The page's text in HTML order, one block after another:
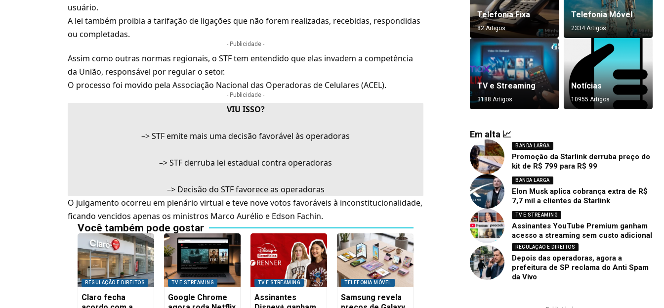
usuário.
A lei também proibia a tarifação de ligações que não forem realizadas, recebidas, respondidas
ou completadas.
- Publicidade -
Assim como outras normas regionais, o STF tem entendido que elas invadem a competência
da União, responsável por regular o setor.
O processo foi movido pela Associação Nacional das Operadoras de Celulares (ACEL).
- Publicidade -
VIU ISSO?
–>STF emite mais uma decisão favorável às operadoras
–>STF derruba lei estadual contra operadoras
–> Decisão do STF favorece as operadoras
O julgamento ocorreu em plenário virtual e teve nove votos favoráveis à inconstitucionalidade,
ficando vencidos apenas os ministros Marco Aurélio e Edson Fachin.
Você também pode gostar
REGULAÇÃO E DIREITOS
Claro fecha
TV E STREAMING
Google Chrome
TV E STREAMING
Assinantes
TELEFONIA MÓVEL
Samsung revela
Telefonia Fixa
82 Artigos
Telefonia Móvel
2334 Artigos
TV e Streaming
3188 Artigos
Notícias
10955 Artigos
Em alta 📈
BANDA LARGA
Promoção da Starlink derruba preço do
kit de R$ 799 para R$ 99
BANDA LARGA
Elon Musk aplica cobrança extra de R$
7,7 mil a clientes da Starlink
TV E STREAMING
Assinantes YouTube Premium ganham
acesso a streaming sem custo adicional
REGULAÇÃO E DIREITOS
Depois das operadoras, agora a
prefeitura de SP reclama do Anti Spam
da Vivo